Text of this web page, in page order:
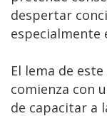
despertar
especialmente
El lema de
comienza con
de capacitar a